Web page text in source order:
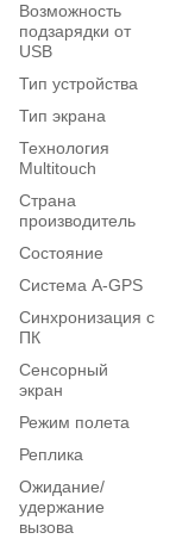
Возможность
подзарядки от
USB
Тип устройства
Тип экрана
Технология
Multitouch
Страна
производитель
Состояние
Система A-GPS
Синхронизация с
ПК
Сенсорный
экран
Режим полета
Реплика
Ожидание/
удержание
вызова